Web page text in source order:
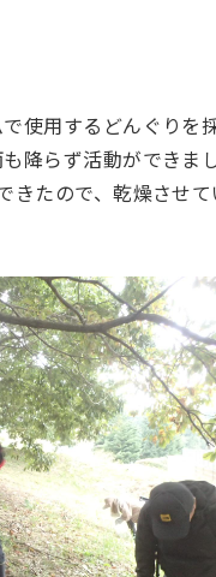
使用するどんぐりを
降らず活動ができまし
きたので、乾燥させ